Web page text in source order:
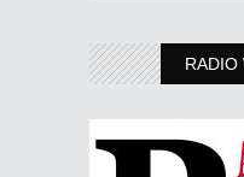
RADIO